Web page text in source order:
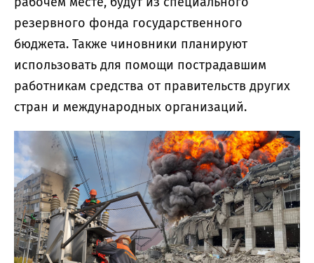
резервного фонда государственного
бюджета. Также чиновники планируют
использовать для помощи пострадавшим
работникам средства от правительств других
стран и международных организаций.